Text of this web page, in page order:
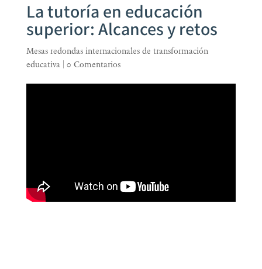
La tutoría en educación
superior: Alcances y retos
Mesas redondas internacionales de transformación
educativa| 0 Comentarios